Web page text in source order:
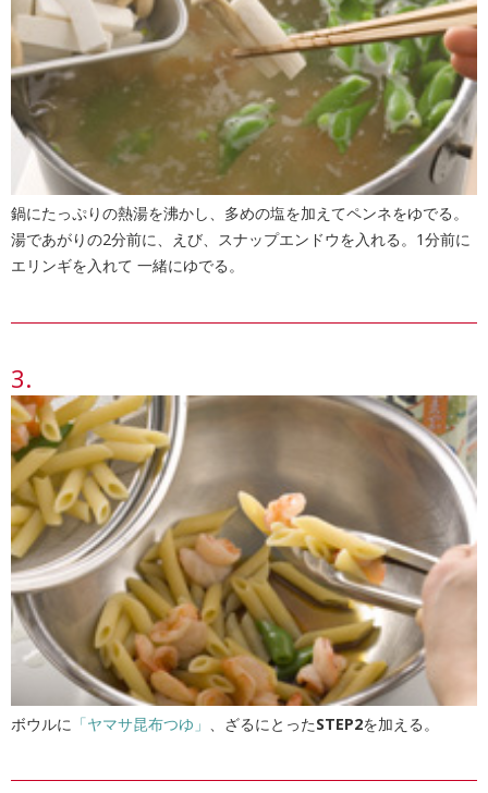
鍋にたっぷりの熱湯を沸かし、多めの塩を加えてペンネをゆでる。
湯であがりの2分前に、えび、スナップエンドウを入れる。1分前に
エリンギを入れて 一緒にゆでる。
ボウルに 「ヤマサ昆布つゆ」 、ざるにとったSTEP2を加える。